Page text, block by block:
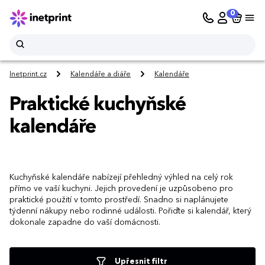
0
Inetprint.cz Kalendáře a diáře Kalendáře
Praktické kuchyňské
kalendáře
Kuchyňské kalendáře nabízejí přehledný výhled na celý rok
přímo ve vaší kuchyni. Jejich provedení je uzpůsobeno pro
praktické použití v tomto prostředí. Snadno si naplánujete
týdenní nákupy nebo rodinné události. Pořiďte si kalendář, který
dokonale zapadne do vaší domácnosti.
Upřesnit filtr